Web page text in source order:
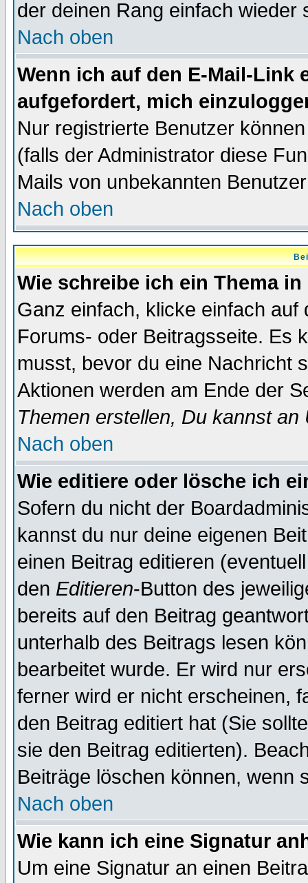
der deinen Rang einfach wieder
Nach oben
Wenn ich auf den E-Mail-Link
aufgefordert, mich
Nur registrierte Benutzer
(falls der Administrator diese
Mails von unbekannten
Nach oben
Wie schreibe ich ein Thema
Ganz einfach, klicke einfach
Forums- oder Beitragsseite. Es
musst, bevor du eine Nachricht
Aktionen werden am Ende der
Themen erstellen, Du kannst
Nach oben
Wie editiere oder lösche ich
Sofern du nicht der
kannst du nur deine eigenen
einen Beitrag editieren
den Editieren-Button des
bereits auf den Beitrag
unterhalb des Beitrags lesen
bearbeitet wurde. Er wird nur
ferner wird er nicht erscheinen,
den Beitrag editiert hat (Sie
sie den Beitrag editierten).
Beiträge löschen können, wenn
Nach oben
Wie kann ich eine Signatur
Um eine Signatur an einen